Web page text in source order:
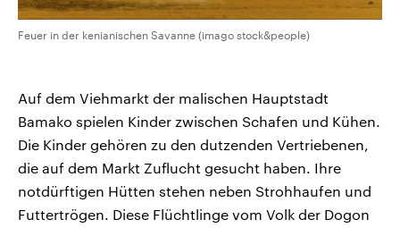
Feuer in der kenianischen Savanne (imago stock&people)
Auf dem Viehmarkt der malischen Hauptstadt
Bamako spielen Kinder zwischen Schafen und Kühen.
Die Kinder gehören zu den dutzenden Vertriebenen,
die auf dem Markt Zuflucht gesucht haben. Ihre
notdürftigen Hütten stehen neben Strohhaufen und
Futtertrögen. Diese Flüchtlinge vom Volk der Dogon